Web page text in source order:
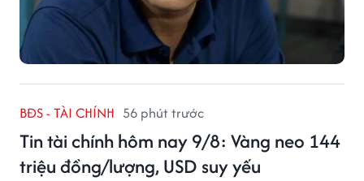
BĐS - TÀI CHÍNH 56 phút trước
Tin tài chính hôm nay 9/8: Vàng neo 144
triệu đồng/lượng, USD suy yếu